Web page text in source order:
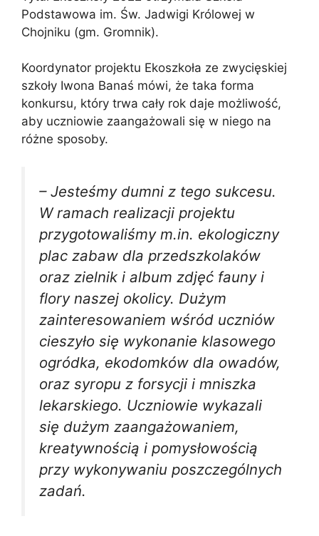
Podstawowa im. Św. Jadwigi Królowej w
Chojniku (gm. Gromnik).
Koordynator projektu Ekoszkoła ze zwycięskiej
szkoły Iwona Banaś mówi, że taka forma
konkursu, który trwa cały rok daje możliwość,
aby uczniowie zaangażowali się w niego na
różne sposoby.
– Jesteśmy dumni z tego sukcesu.
W ramach realizacji projektu
przygotowaliśmy m.in. ekologiczny
plac zabaw dla przedszkolaków
oraz zielnik i album zdjęć fauny i
flory naszej okolicy. Dużym
zainteresowaniem wśród uczniów
cieszyło się wykonanie klasowego
ogródka, ekodomków dla owadów,
oraz syropu z forsycji i mniszka
lekarskiego. Uczniowie wykazali
się dużym zaangażowaniem,
kreatywnością i pomysłowością
przy wykonywaniu poszczególnych
zadań.